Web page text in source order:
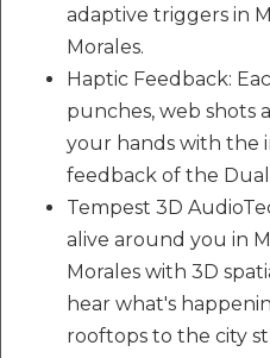
adaptive triggers in
Morales.
Haptic Feedback:
punches, web shots
your hands with the
feedback of the
Tempest 3D
alive around you in
Morales with 3D
hear what's
rooftops to the city